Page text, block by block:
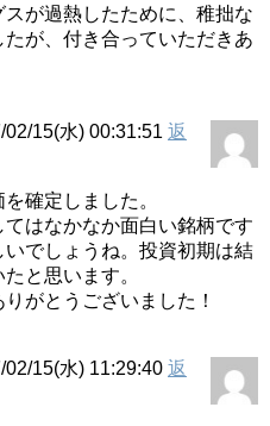
が過熱したために、稚拙な
が、付き合っていただきあ
15(水) 00:31:51 返
確定しました。
はなかなか面白い銘柄です
でしょうね。投資初期は結
と思います。
がとうございました！
15(水) 11:29:40 返